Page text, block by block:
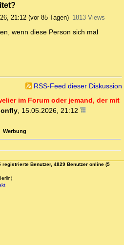
21:12 (vor 85 Tagen) 1813 Views
wenn diese Person sich mal
RSS-Feed dieser Diskussion
im Forum oder jemand, der mit
, 15.05.2026, 21:12
Werbung
Benutzer, 4829 Benutzer online (5